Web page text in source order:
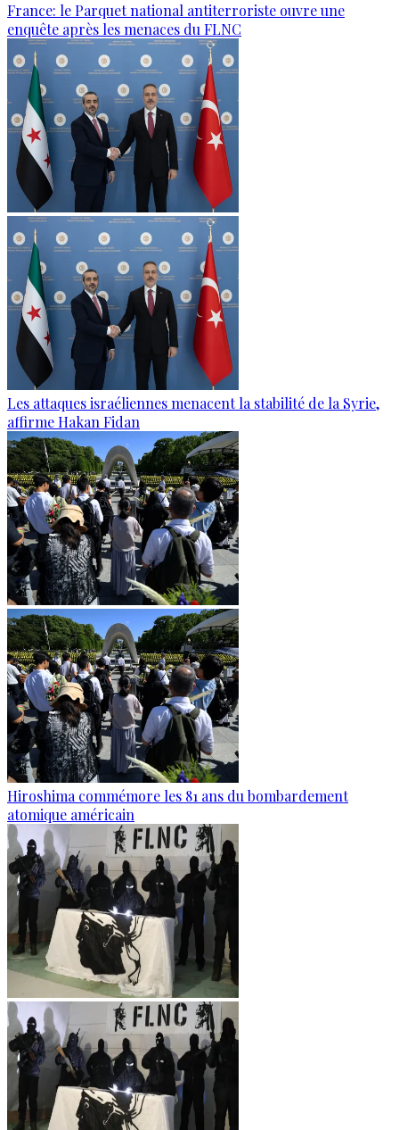
France: le Parquet national antiterroriste ouvre une
enquête après les menaces du FLNC
Les attaques israéliennes menacent la stabilité de la Syrie,
affirme Hakan Fidan
Hiroshima commémore les 81 ans du bombardement
atomique américain